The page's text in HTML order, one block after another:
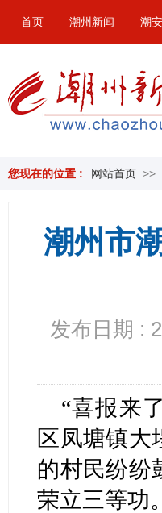
首页 潮州新闻 潮安
您现在的位置 : 网站首页 >>
潮州市
发布日期 :
“喜报来
区凤塘镇大
的村民纷纷
荣立三等功。